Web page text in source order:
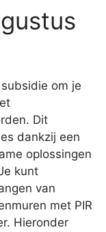
om je
Dit
dankzij een
oplossingen
kunt
van
met PIR
Hieronder